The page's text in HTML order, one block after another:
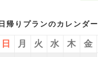
日帰りプランのカレンダー
日 月 火 水 木 金